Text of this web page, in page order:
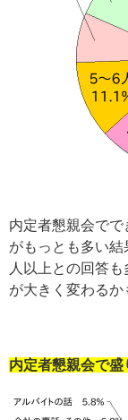
内定者懇親会で
がもっとも多い
人以上との回答
が大きく変わるか
内定者懇親会で